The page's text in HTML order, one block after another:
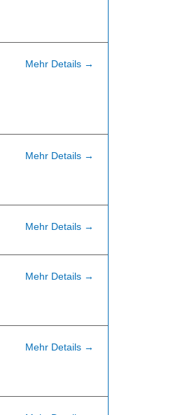
Mehr Details
Mehr Details
Mehr Details
Mehr Details
Mehr Details